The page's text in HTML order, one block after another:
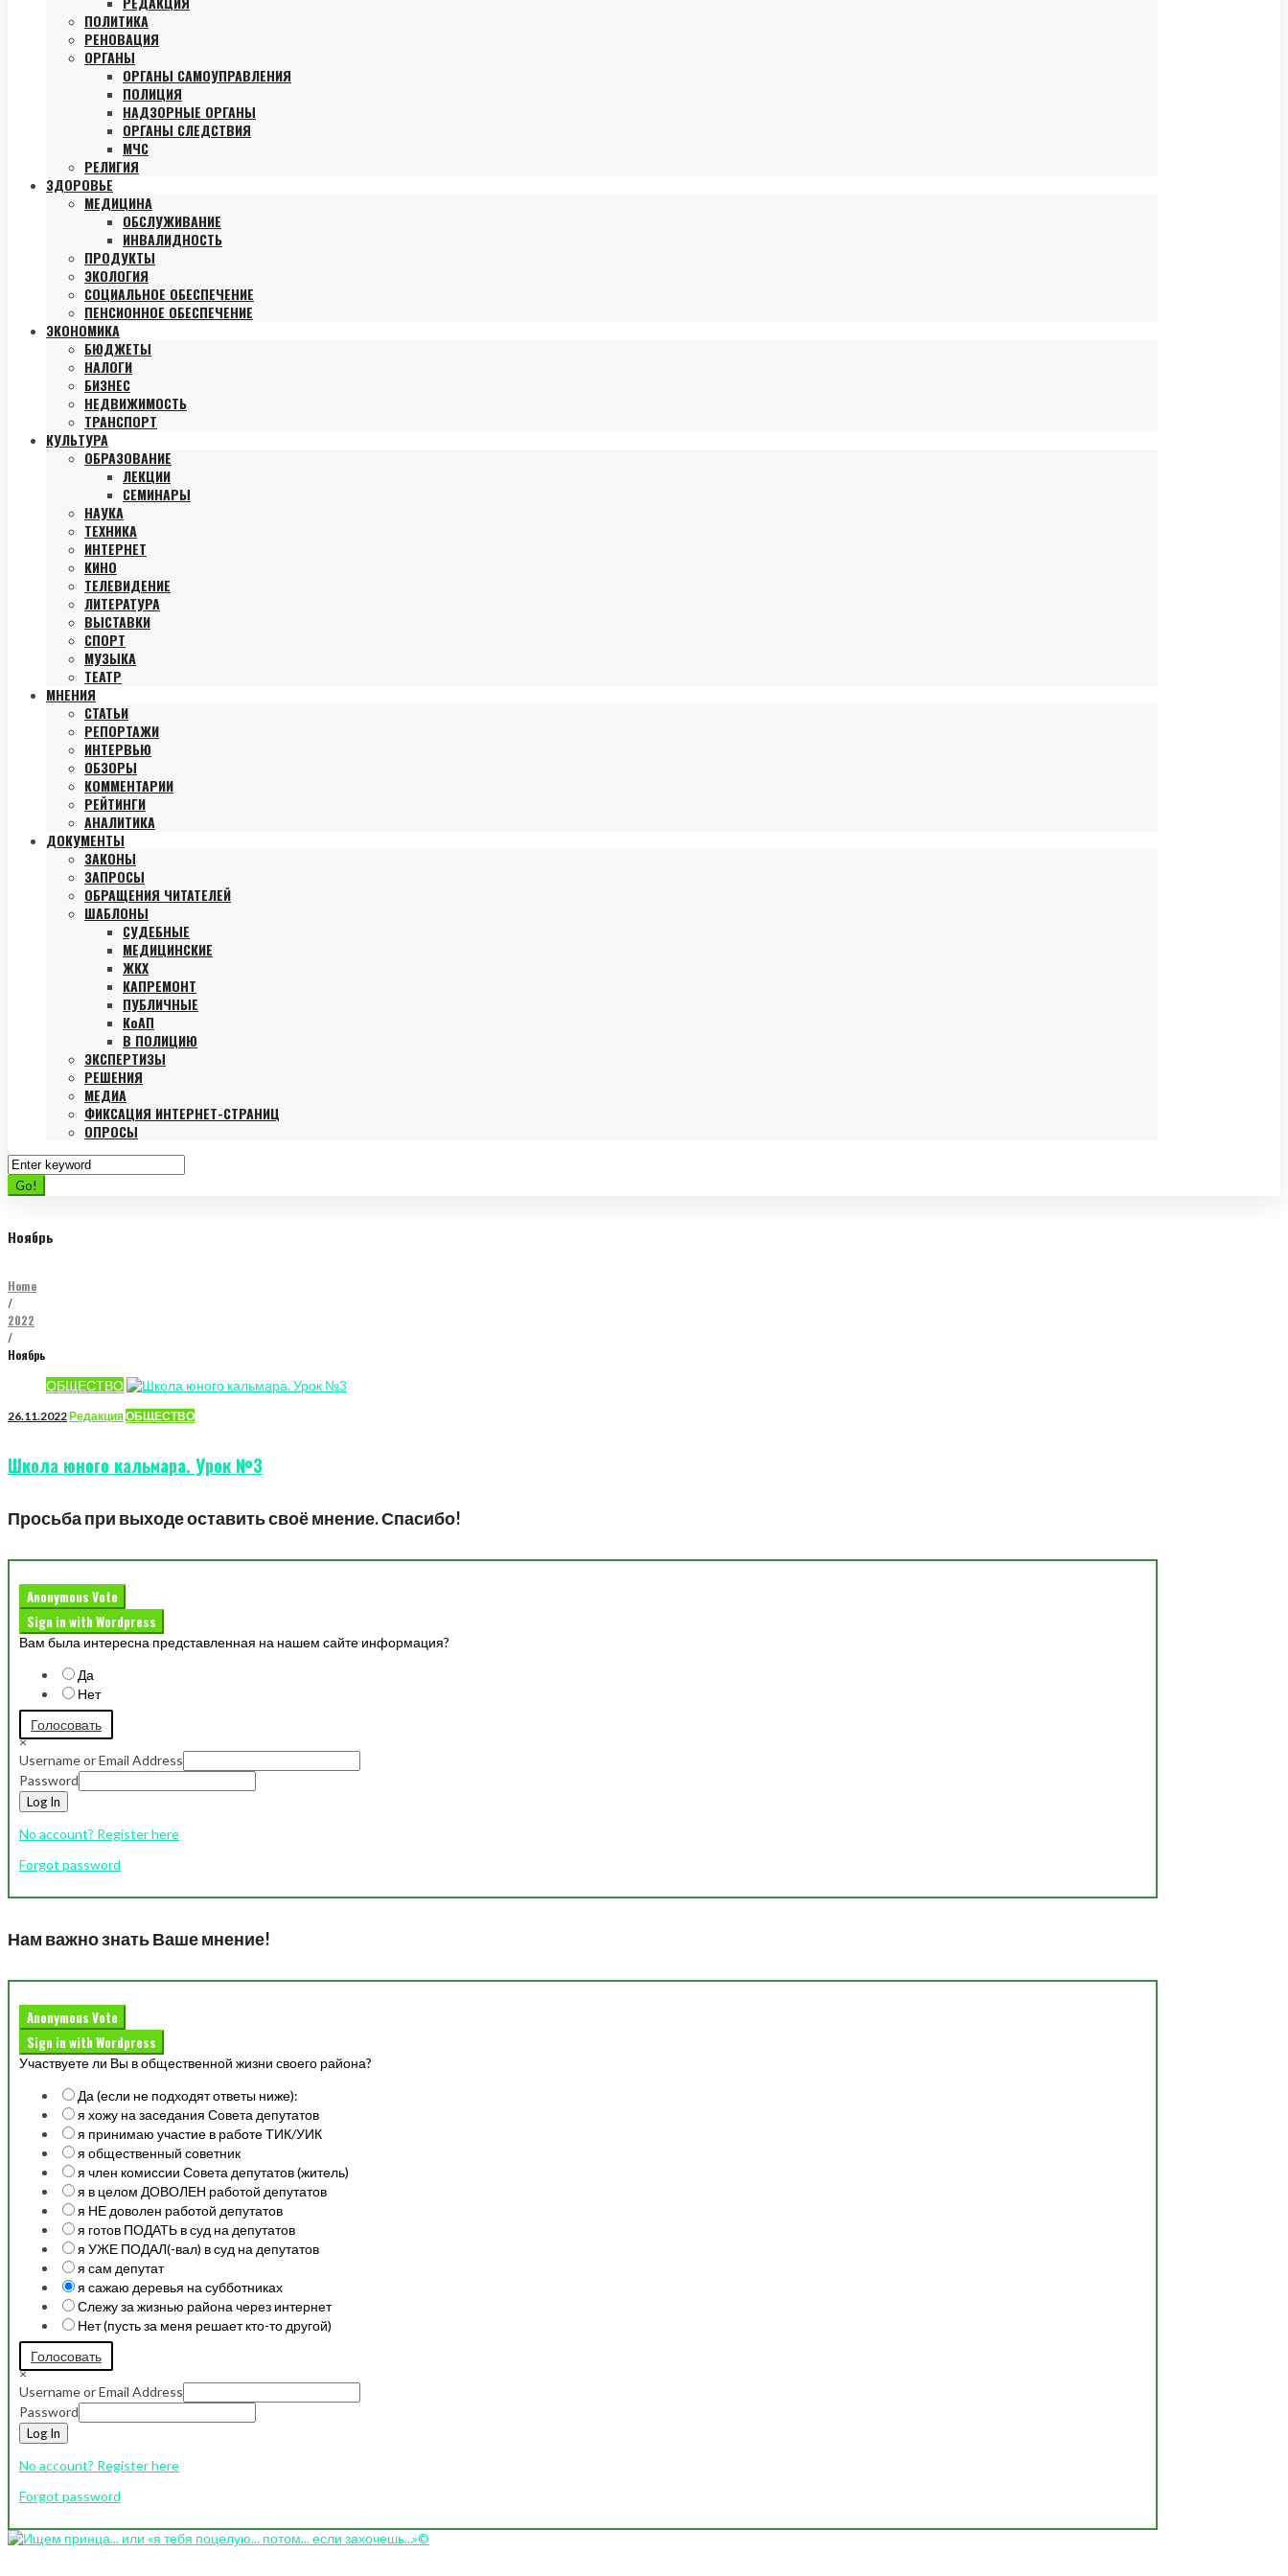
ПОЛИТИКА
РЕНОВАЦИЯ
ОРГАНЫ
ОРГАНЫ САМОУПРАВЛЕНИЯ
ПОЛИЦИЯ
НАДЗОРНЫЕ ОРГАНЫ
ОРГАНЫ СЛЕДСТВИЯ
МЧС
РЕЛИГИЯ
ЗДОРОВЬЕ
МЕДИЦИНА
ОБСЛУЖИВАНИЕ
ИНВАЛИДНОСТЬ
ПРОДУКТЫ
ЭКОЛОГИЯ
СОЦИАЛЬНОЕ ОБЕСПЕЧЕНИЕ
ПЕНСИОННОЕ ОБЕСПЕЧЕНИЕ
ЭКОНОМИКА
БЮДЖЕТЫ
НАЛОГИ
БИЗНЕС
НЕДВИЖИМОСТЬ
ТРАНСПОРТ
КУЛЬТУРА
ОБРАЗОВАНИЕ
ЛЕКЦИИ
СЕМИНАРЫ
НАУКА
ТЕХНИКА
ИНТЕРНЕТ
КИНО
ТЕЛЕВИДЕНИЕ
ЛИТЕРАТУРА
ВЫСТАВКИ
СПОРТ
МУЗЫКА
ТЕАТР
МНЕНИЯ
СТАТЬИ
РЕПОРТАЖИ
ИНТЕРВЬЮ
ОБЗОРЫ
КОММЕНТАРИИ
РЕЙТИНГИ
АНАЛИТИКА
ДОКУМЕНТЫ
ЗАКОНЫ
ЗАПРОСЫ
ОБРАЩЕНИЯ ЧИТАТЕЛЕЙ
ШАБЛОНЫ
СУДЕБНЫЕ
МЕДИЦИНСКИЕ
ЖКХ
КАПРЕМОНТ
ПУБЛИЧНЫЕ
КоАП
В ПОЛИЦИЮ
ЭКСПЕРТИЗЫ
РЕШЕНИЯ
МЕДИА
ФИКСАЦИЯ ИНТЕРНЕТ-СТРАНИЦ
ОПРОСЫ
Search
for:
Go!
Ноябрь
Home
/
2022
/
Ноябрь
Месяц:
Ноябрь
2022
ОБЩЕСТВО
26.11.2022РедакцияОБЩЕСТВО
Школа юного кальмара. Урок №3
Просьба при выходе оставить своё мнение. Спасибо!
Anonymous Vote
Sign in with Wordpress
Вам была интересна представленная на нашем сайте информация?
Да
Нет
Голосовать
×
Username or Email Address
Password
Log In
No account? Register here
Forgot password
Нам важно знать Ваше мнение!
Anonymous Vote
Sign in with Wordpress
Участвуете ли Вы в общественной жизни своего района?
Да (если не подходят ответы ниже):
я хожу на заседания Совета депутатов
я принимаю участие в работе ТИК/УИК
я общественный советник
я член комиссии Совета депутатов (житель)
я в целом ДОВОЛЕН работой депутатов
я НЕ доволен работой депутатов
я готов ПОДАТЬ в суд на депутатов
я УЖЕ ПОДАЛ(-вал) в суд на депутатов
я сам депутат
я сажаю деревья на субботниках
Слежу за жизнью района через интернет
Нет (пусть за меня решает кто-то другой)
Голосовать
×
Username or Email Address
Password
Log In
No account? Register here
Forgot password